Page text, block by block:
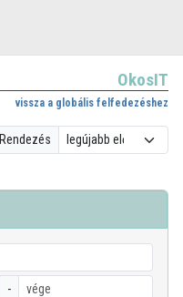
OkosIT
vissza a globális felfedezéshez
Rendezés
-